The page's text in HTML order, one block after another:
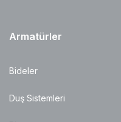
Armatürler
Bideler
Duş Sistemleri